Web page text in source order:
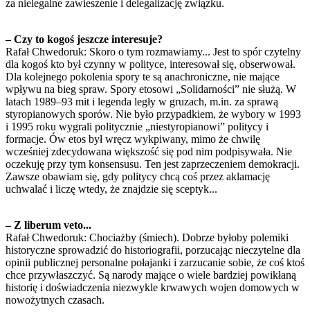
za nielegalne zawieszenie i delegalizację związku.
– Czy to kogoś jeszcze interesuje?
Rafał Chwedoruk: Skoro o tym rozmawiamy... Jest to spór czytelny
dla kogoś kto był czynny w polityce, interesował się, obserwował.
Dla kolejnego pokolenia spory te są anachroniczne, nie mające
wpływu na bieg spraw. Spory etosowi „Solidarności” nie służą. W
latach 1989–93 mit i legenda legły w gruzach, m.in. za sprawą
styropianowych sporów. Nie było przypadkiem, że wybory w 1993
i 1995 roku wygrali politycznie „niestyropianowi” politycy i
formacje. Ów etos był wręcz wykpiwany, mimo że chwilę
wcześniej zdecydowana większość się pod nim podpisywała. Nie
oczekuję przy tym konsensusu. Ten jest zaprzeczeniem demokracji.
Zawsze obawiam się, gdy politycy chcą coś przez aklamację
uchwalać i liczę wtedy, że znajdzie się sceptyk...
– Z liberum veto...
Rafał Chwedoruk: Chociażby (śmiech). Dobrze byłoby polemiki
historyczne sprowadzić do historiografii, porzucając nieczytelne dla
opinii publicznej personalne połajanki i zarzucanie sobie, że coś ktoś
chce przywłaszczyć. Są narody mające o wiele bardziej powikłaną
historię i doświadczenia niezwykle krwawych wojen domowych w
nowożytnych czasach.